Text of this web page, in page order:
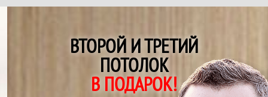
ВТОРОЙ И ТРЕТИЙ
ПОТОЛОК
В ПОДАРОК!